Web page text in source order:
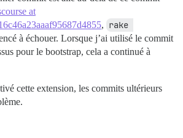
at
, rake
à échouer. Lorsque j’ai utilisé le commit
pour le bootstrap, cela a continué à
cette extension, les commits ultérieurs